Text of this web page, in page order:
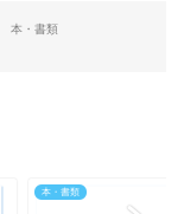
本・書類
ミニマリスト